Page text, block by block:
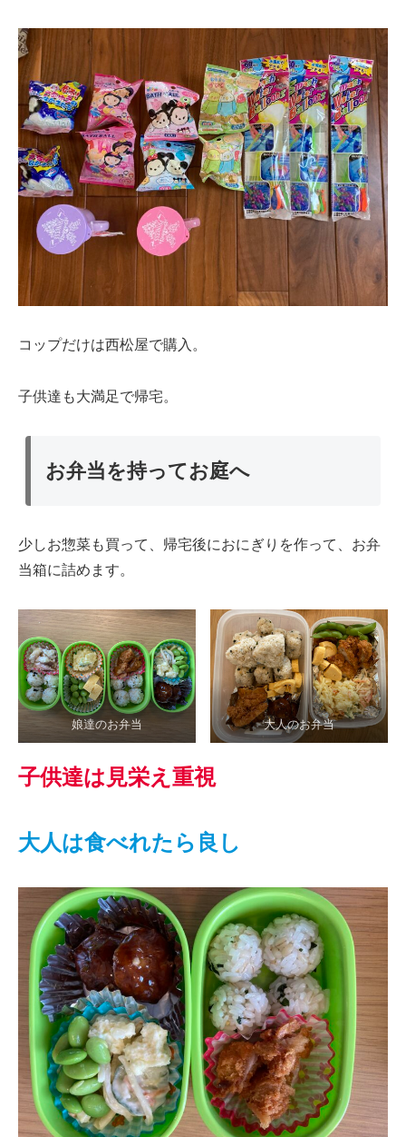
コップだけは西松屋で購入。
子供達も大満足で帰宅。
お弁当を持ってお庭へ
少しお惣菜も買って、帰宅後におにぎりを作って、お弁
当箱に詰めます。
娘達のお弁当 大人のお弁当
子供達は見栄え重視
大人は食べれたら良し